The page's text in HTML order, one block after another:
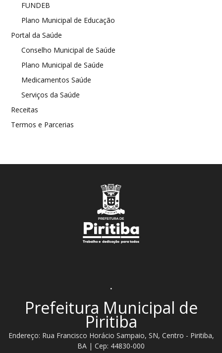
FUNDEB
Plano Municipal de Educação
Portal da Saúde
Conselho Municipal de Saúde
Plano Municipal de Saúde
Medicamentos Saúde
Serviços da Saúde
Receitas
Termos e Parcerias
.
Prefeitura Municipal de
Piritiba
Endereço: Rua Francisco Horácio Sampaio, SN, Centro - Piritiba,
BA | Cep: 44830-000